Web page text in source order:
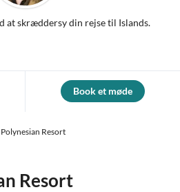
at skræddersy din rejse til Islands.
Book et møde
Resort
Resort